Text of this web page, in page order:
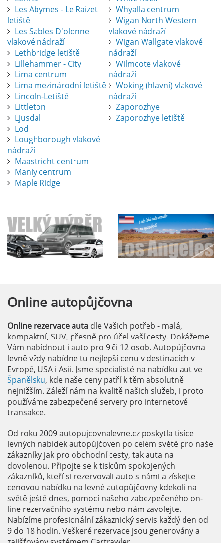
Les Abymes - Le Raizet
letiště
Les Sables D'olonne
vlakové nádraží
Lethbridge letiště
Lillehammer - City
Lima centrum
Lima mezinárodní letiště
Lincoln-Letiště
Littleton
Ljusdal
Lod
Loughborough vlakové
nádraží
Maastricht centrum
Manly centrum
Maple Ridge
Whyalla centrum
Wigan North Western
vlakové nádraží
Wigan Wallgate vlakové
nádraží
Wilmcote vlakové
nádraží
Woking (hlavní) vlakové
nádraží
Zaporozhye
Zaporozhye letiště
Online autopůjčovna
Online rezervace auta dle Vašich potřeb - malá,
kompaktní, SUV, přesně pro účel vaší cesty. Dokážeme
Vám nabídnout i auto pro 9 či 12 osob. Autopůjčovna
levně vždy nabídne tu nejlepší cenu v destinacích v
Evropě, USA i Asii. Jsme specialisté na nabídku aut ve
Španělsku, kde naše ceny patří k těm absolutně
nejnižším. Záleží nám na kvalitě našich služeb, i proto
používáme zabezpečené servery pro internetové
transakce.
Od roku 2009 autopujcovnalevne.cz poskytla tisíce
levných nabídek autopůjčoven po celém světě pro naše
zákazníky jak pro obchodní cesty, tak auta na
dovolenou. Připojte se k tisícům spokojených
zákazníků, kteří si rezervovali auto s námi a získejte
cenovou nabídku na levné autopůjčovny kdekoli na
světě ještě dnes, pomocí našeho zabezpečeného on-
line rezervačního systému nebo nám zavolejte.
Nabízíme profesionální zákaznický servis každý den od
9 do 18 hodin. Veškeré rezervace jsou generovány a